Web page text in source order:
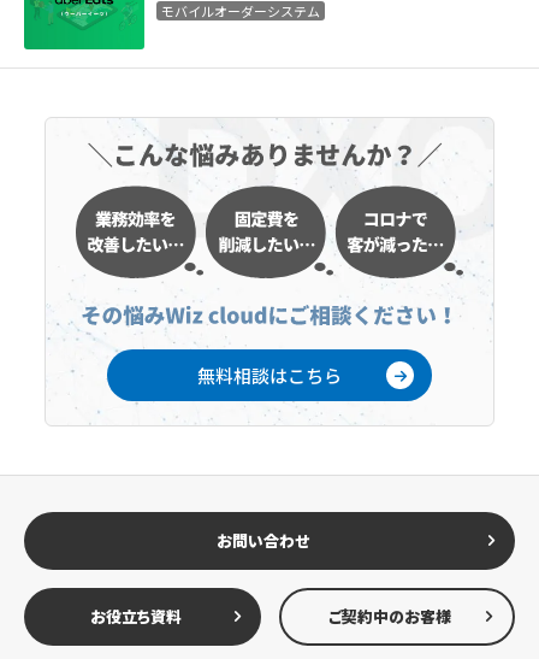
モバイルオーダーシステム
無料相談はこちら
お問い合わせ
お役立ち資料 ご契約中のお客様